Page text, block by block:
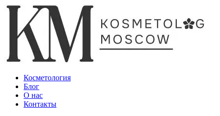
Косметология
Блог
О нас
Контакты